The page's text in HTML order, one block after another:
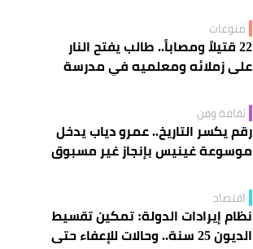
منوعات
22 قتيلاً ومصاباً.. طالب يفتح النار
على زملائه ومعلميه في مدرسة
ثقافة وفن
رقم يكسر التاريخ.. عمرو دياب يدخل
موسوعة غينيس بإنجاز غير مسبوق
اقتصاد
نظام إيرادات الدولة: تمكين تقسيط
الديون 25 سنة.. وحالات للإعفاء حتى